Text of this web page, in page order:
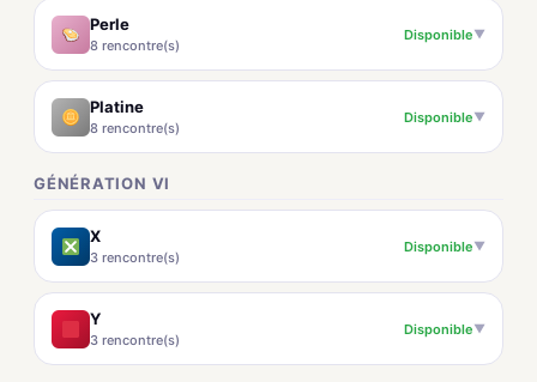
Perle
8 rencontre(s)
Disponible▼
Platine
8 rencontre(s)
Disponible▼
GÉNÉRATION VI
X
3 rencontre(s)
Disponible▼
Y
3 rencontre(s)
Disponible▼